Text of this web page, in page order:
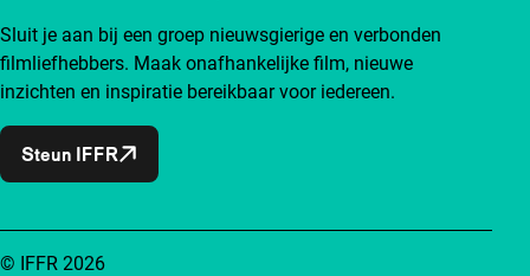
Sluit je aan bij een groep nieuwsgierige en verbonden
filmliefhebbers. Maak onafhankelijke film, nieuwe
inzichten en inspiratie bereikbaar voor iedereen.
Steun IFFR
© IFFR 2026